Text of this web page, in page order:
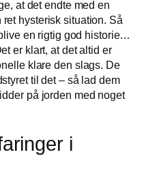
at det endte med en
hysterisk situation. Så
en rigtig god historie…
er klart, at det altid er
klare den slags. De
til det – så lad dem
på jorden med noget
i